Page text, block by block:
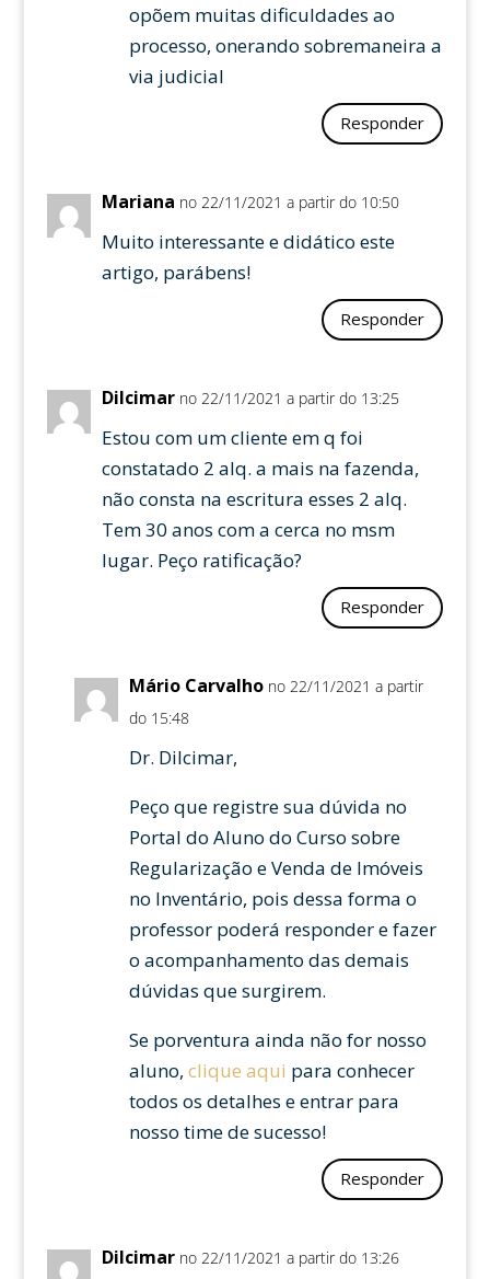
opõem muitas dificuldades ao
processo, onerando sobremaneira a
via judicial
Responder
Mariana no 22/11/2021 a partir do 10:50
Muito interessante e didático este
artigo, parábens!
Responder
Dilcimar no 22/11/2021 a partir do 13:25
Estou com um cliente em q foi
constatado 2 alq. a mais na fazenda,
não consta na escritura esses 2 alq.
Tem 30 anos com a cerca no msm
lugar. Peço ratificação?
Responder
Mário Carvalho no 22/11/2021 a partir
do 15:48
Dr. Dilcimar,
Peço que registre sua dúvida no
Portal do Aluno do Curso sobre
Regularização e Venda de Imóveis
no Inventário, pois dessa forma o
professor poderá responder e fazer
o acompanhamento das demais
dúvidas que surgirem.
Se porventura ainda não for nosso
aluno, clique aqui para conhecer
todos os detalhes e entrar para
nosso time de sucesso!
Responder
Dilcimar no 22/11/2021 a partir do 13:26